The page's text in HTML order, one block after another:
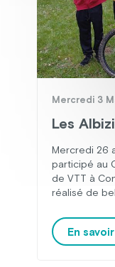
Mercredi 3
Les
Mercredi 26
participé au
de VTT à
réalisé de
bravo à eux !
En